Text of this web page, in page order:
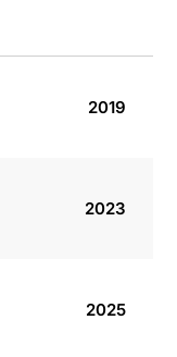
2019
2023
2025